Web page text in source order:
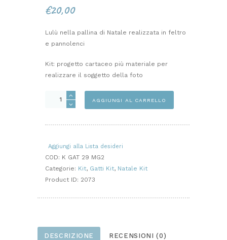
€20,00
Lulù nella pallina di Natale realizzata in feltro
e pannolenci
Kit: progetto cartaceo più materiale per
realizzare il soggetto della foto
LULU'
NATALE
AGGIUNGI AL CARRELLO
Aggiungi alla Lista desideri
COD: K GAT 29 MG2
Categorie: Kit, Gatti Kit, Natale Kit
Product ID: 2073
DESCRIZIONE RECENSIONI (0)